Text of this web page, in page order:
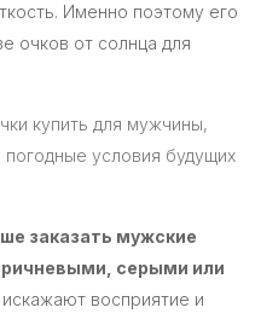
Именно поэтому его
очков от солнца для
купить для мужчины,
условия будущих
заказать мужские
серыми или
восприятие и